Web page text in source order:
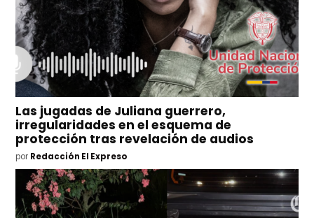
Las jugadas de Juliana guerrero,
irregularidades en el esquema de
protección tras revelación de audios
por Redacción El Expreso